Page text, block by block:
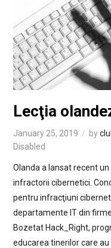
Lecţia
January 25, 2019 by
Disabled
Olanda a lansat recent
infractorii cibernetici.
pentru infracţiuni
departamente IT din
Bozetat Hack_Right,
educarea tinerilor care